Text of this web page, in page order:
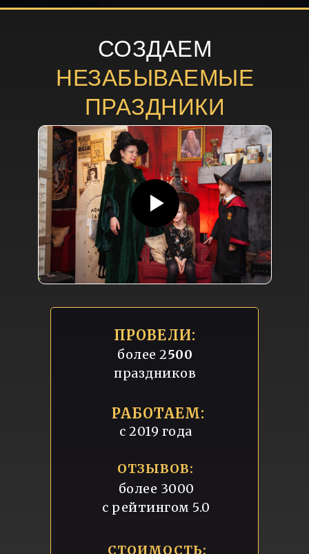
СОЗДАЕМ
НЕЗАБЫВАЕМЫЕ
ПРАЗДНИКИ
СТОИМОСТЬ:
ПРОВЕЛИ:
более 2500
праздников
РАБОТАЕМ:
с 2019 года
ОТЗЫВОВ:
более 3000
с рейтингом 5.0